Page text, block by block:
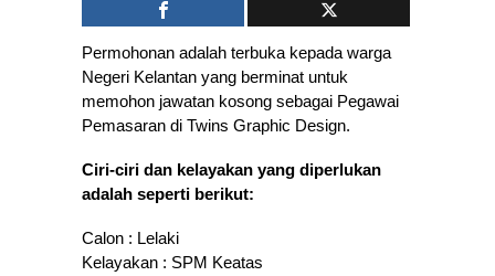
Permohonan adalah terbuka kepada warga
Negeri Kelantan yang berminat untuk
memohon jawatan kosong sebagai Pegawai
Pemasaran di Twins Graphic Design.
Ciri-ciri dan kelayakan yang diperlukan
adalah seperti berikut:
Calon : Lelaki
Kelayakan : SPM Keatas